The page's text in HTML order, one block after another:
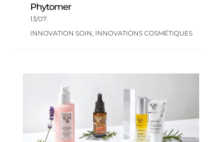
Phytomer
13/07
INNOVATION SOIN INNOVATIONS COSMÉTIQUES